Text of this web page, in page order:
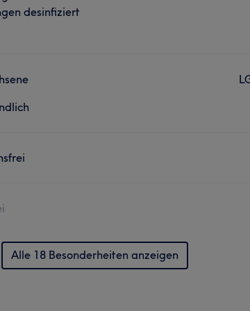
desinfiziert
Alle 18 Besonderheiten anzeigen